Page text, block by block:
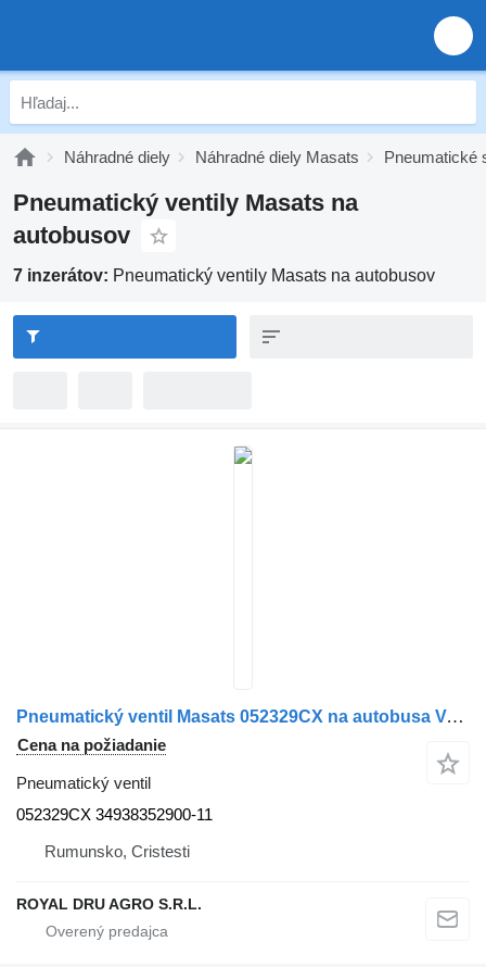
Náhradné diely Náhradné diely Masats Pneumatické
Pneumatický ventily Masats na
autobusov
7 inzerátov: Pneumatický ventily Masats na autobusov
Pneumatický ventil Masats 052329CX na autobusa Volvo
Cena na požiadanie
Pneumatický ventil
052329CX 34938352900-11
Rumunsko, Cristesti
ROYAL DRU AGRO S.R.L.